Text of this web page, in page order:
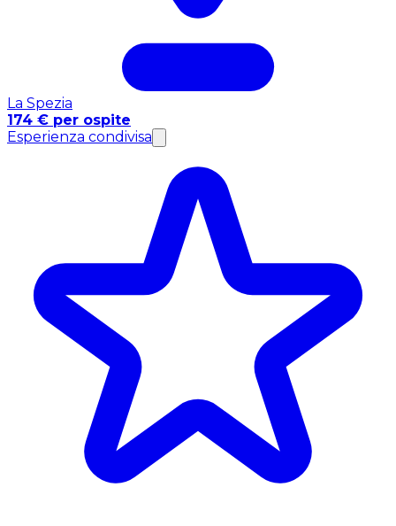
La Spezia
174 € per ospite
Esperienza condivisa